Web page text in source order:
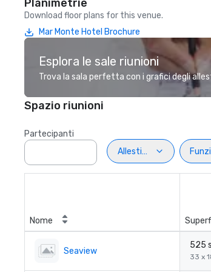
Planimetrie
Download floor plans for this venue.
Mar Monte Hotel Brochure
Esplora le sale riunioni
Trova la sala perfetta con i grafici degli
Spazio riunioni
Partecipanti
Allestimento
Nome
Seaview
525
33 x